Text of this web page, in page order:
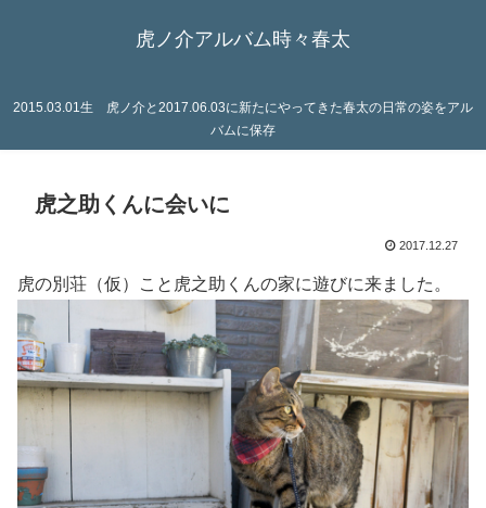
虎ノ介アルバム時々春太
2015.03.01生 虎ノ介と2017.06.03に新たにやってきた春太の日常の姿をアル
バムに保存
虎之助くんに会いに
2017.12.27
虎の別荘（仮）こと虎之助くんの家に遊びに来ました。